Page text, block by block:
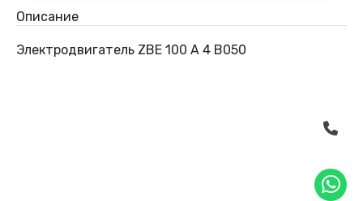
Описание
Электродвигатель ZBE 100 A 4 B050